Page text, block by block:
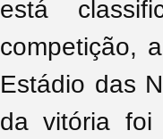
está
competição,
Estádio das
da vitória foi